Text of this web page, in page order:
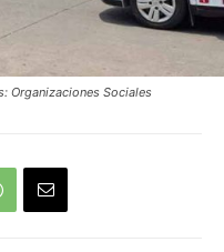
Organizaciones Sociales